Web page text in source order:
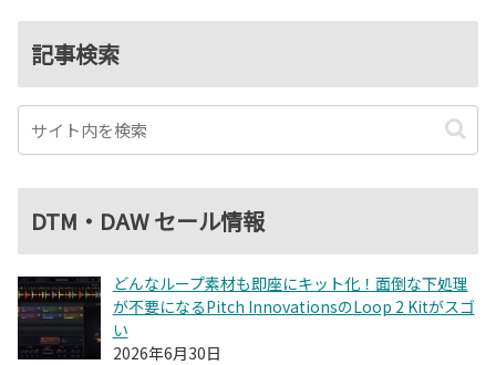
記事検索
DTM・DAW セール情報
どんなループ素材も即座にキット化！面倒な下処理
が不要になるPitch InnovationsのLoop 2 Kitがスゴ
い
2026年6月30日